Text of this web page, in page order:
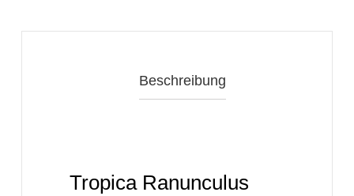
Beschreibung
Tropica Ranunculus